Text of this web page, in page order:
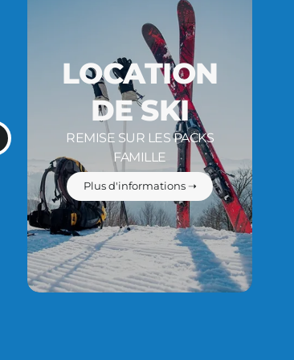
LOCATION
DE SKI
REMISE SUR LES PACKS
FAMILLE
Plus d'informations ➝